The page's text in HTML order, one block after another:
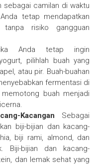
sebagai camilan di waktu
tetap mendapatkan
risiko gangguan
Anda tetap ingin
pilihlah buah yang
atau pir. Buah-buahan
fermentasi di
buah menjadi
Kacangan Sebagai
biji-bijian dan kacang-
biji rami, almond, dan
Biji-bijian dan kacang-
dan lemak sehat yang